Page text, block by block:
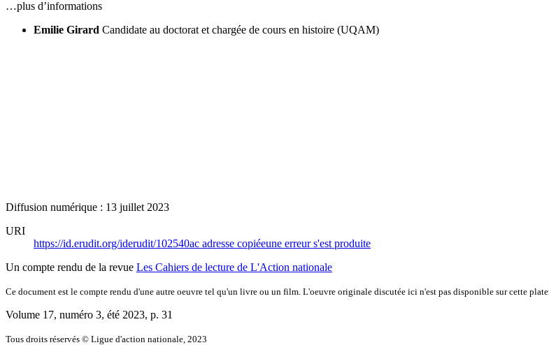
…plus d’informations
Emilie Girard Candidate au doctorat et chargée de cours en histoire (UQAM)
Diffusion numérique : 13 juillet 2023
URI
https://id.erudit.org/iderudit/102540ac adresse copiéeune erreur s'est produite
Un compte rendu de la revue Les Cahiers de lecture de L'Action nationale
Ce document est le compte rendu d'une autre oeuvre tel qu'un livre ou un film. L'oeuvre originale discutée ici n'est pas disponible sur cette
Volume 17, numéro 3, été 2023, p. 31
Tous droits réservés © Ligue d'action nationale, 2023